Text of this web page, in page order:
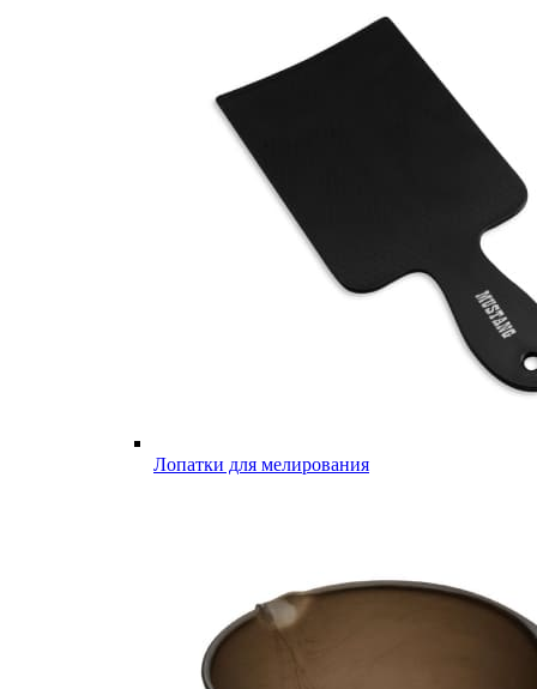
Лопатки для мелирования